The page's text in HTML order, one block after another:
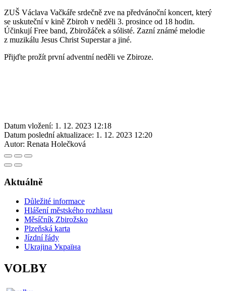
ZUŠ Václava Vačkáře srdečně zve na předvánoční koncert, který
se uskuteční v kině Zbiroh v neděli 3. prosince od 18 hodin.
Účinkují Free band, Zbirožáček a sólisté. Zazní známé melodie
z muzikálu Jesus Christ Superstar a jiné.
Přijďte prožít první adventní neděli ve Zbiroze.
Datum vložení: 1. 12. 2023 12:18
Datum poslední aktualizace: 1. 12. 2023 12:20
Autor: Renata Holečková
Aktuálně
Důležité informace
Hlášení městského rozhlasu
Měsíčník Zbirožsko
Plzeňská karta
Jízdní řády
Ukrajina Україна
VOLBY